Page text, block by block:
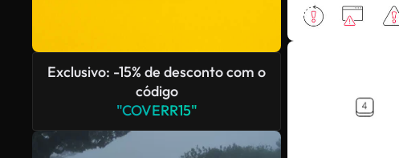
Exclusivo: -15% de desconto com o
código
"COVERR15"